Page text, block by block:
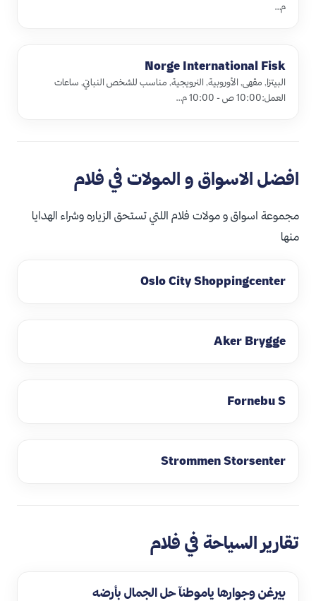
م…
‪Norge International Fisk
البيتزا, مقهى, الأوروبية, النرويجية, مناسب للشخص النباتي, ساعات
العمل:10:00 ص - 10:00 م…
افضل الاسواق و المولات في فلام
مجموعة اسواق و مولات فلام اللتي تستحق الزياره وشراء الهدايا
منها
Oslo City Shoppingcenter
Aker Brygge
Fornebu S
Strommen Storsenter
تقارير السياحة في فلام
بيرغن وجوارها ياموطنآ حل الجمال بأرضه